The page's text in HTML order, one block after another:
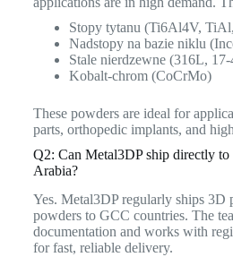
Stopy tytanu (Ti6Al4V,
Nadstopy na bazie niklu
Stale nierdzewne (316L,
Kobalt-chrom (CoCrMo)
These powders are ideal for
parts, orthopedic implants, and
Q2: Can Metal3DP ship directly
Arabia?
Yes. Metal3DP regularly ships 3D
powders to GCC countries. The
documentation and works with
for fast, reliable delivery.